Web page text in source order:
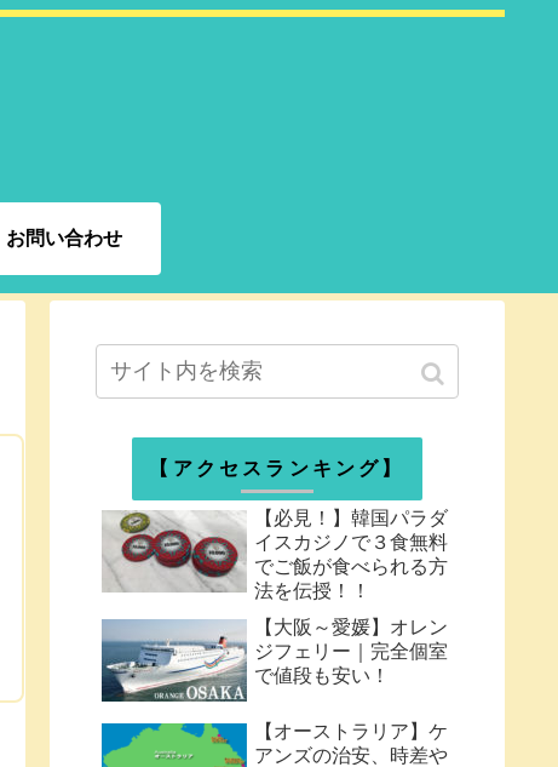
お問い合わせ
【アクセスランキング】
【必見！】韓国パラダ
イスカジノで３食無料
でご飯が食べられる方
法を伝授！！
【大阪～愛媛】オレン
ジフェリー｜完全個室
で値段も安い！
【オーストラリア】ケ
アンズの治安、時差や